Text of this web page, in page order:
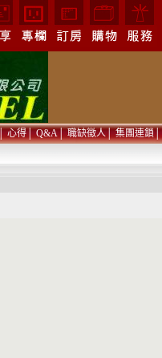
心得│Q&A│職缺徵人│集團連鎖│